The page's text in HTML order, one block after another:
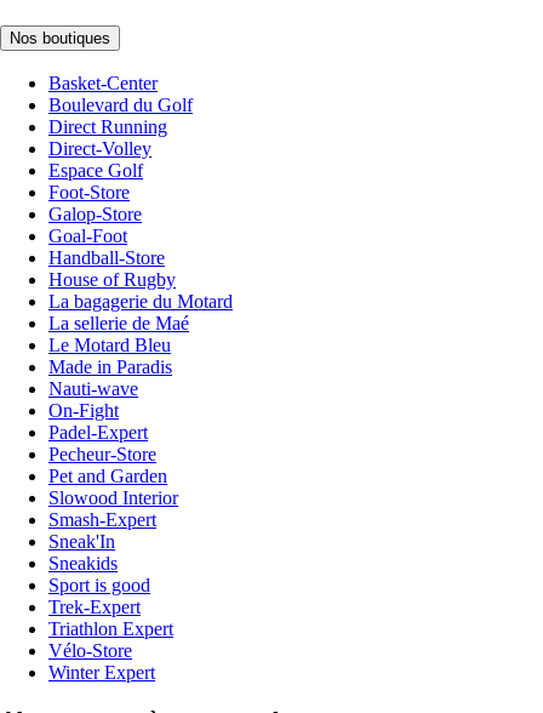
Nos boutiques
Basket-Center
Boulevard du Golf
Direct Running
Direct-Volley
Espace Golf
Foot-Store
Galop-Store
Goal-Foot
Handball-Store
House of Rugby
La bagagerie du Motard
La sellerie de Maé
Le Motard Bleu
Made in Paradis
Nauti-wave
On-Fight
Padel-Expert
Pecheur-Store
Pet and Garden
Slowood Interior
Smash-Expert
Sneak'In
Sneakids
Sport is good
Trek-Expert
Triathlon Expert
Vélo-Store
Winter Expert